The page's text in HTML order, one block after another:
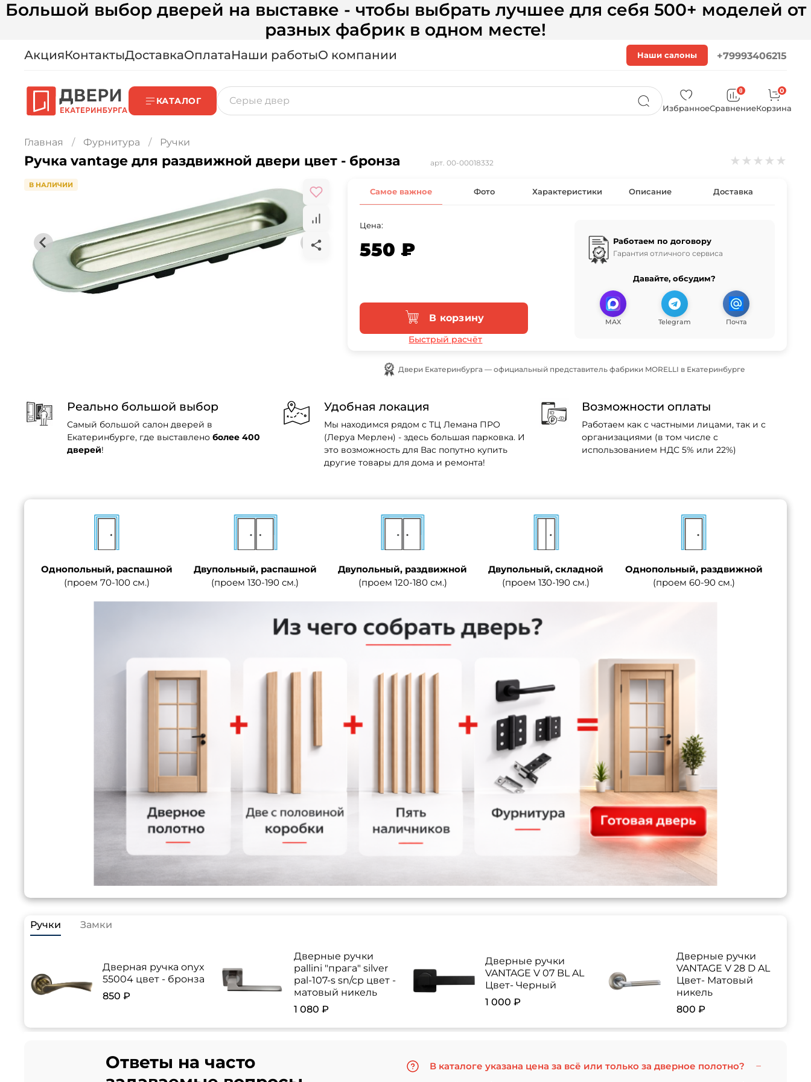
Большой выбор дверей на выставке - чтобы выбрать лучшее для себя 500+ моделей от
разных фабрик в одном месте!
АкцияКонтактыДоставкаОплатаНаши работыО компании Наши салоны +79993406215
КАТАЛОГ
Избранное
0
Сравнение
0
Корзина
Главная Фурнитура Ручки
Ручка vantage для раздвижной двери цвет - бронза арт. 00-00018332 ★ ★ ★ ★ ★
В НАЛИЧИИ
Самое важное Фото Характеристики Описание Доставка
Цена:
550 ₽
В корзину
Быстрый расчёт
Работаем по договору
Гарантия отличного сервиса
Давайте, обсудим?
MAX Telegram Почта
Двери Екатеринбурга — официальный представитель фабрики MORELLI в Екатеринбурге
Реально большой выбор
Самый большой салон дверей в
Екатеринбурге, где выставлено более 400
дверей!
Удобная локация
Мы находимся рядом с ТЦ Лемана ПРО
(Леруа Мерлен) - здесь большая парковка. И
это возможность для Вас попутно купить
другие товары для дома и ремонта!
Возможности оплаты
Работаем как с частными лицами, так и с
организациями (в том числе с
использованием НДС 5% или 22%)
Однопольный, распашной
(проем 70-100 см.)
Двупольный, распашной
(проем 130-190 см.)
Двупольный, раздвижной
(проем 120-180 см.)
Двупольный, складной
(проем 130-190 см.)
Однопольный, раздвижной
(проем 60-90 см.)
Ручки Замки
Дверная ручка onyx
55004 цвет - бронза
850 ₽
Дверные ручки
pallini "прага" silver
pal-107-s sn/cp цвет -
матовый никель
1 080 ₽
Дверные ручки
VANTAGE V 07 BL AL
Цвет- Черный
1 000 ₽
Дверные ручки
VANTAGE V 28 D AL
Цвет- Матовый
никель
800 ₽
Ответы на часто
В каталоге указана цена за всё или только за дверное полотно?